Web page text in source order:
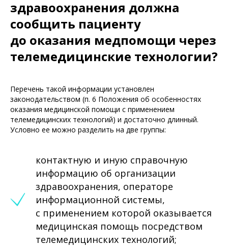
здравоохранения должна
сообщить пациенту
до оказания медпомощи через
телемедицинские технологии?
Перечень такой информации установлен
законодательством (п. 6 Положения об особенностях
оказания медицинской помощи с применением
телемедицинских технологий) и достаточно длинный.
Условно ее можно разделить на две группы:
контактную и иную справочную
информацию об организации
здравоохранения, операторе
информационной системы,
с применением которой оказывается
медицинская помощь посредством
телемедицинских технологий;